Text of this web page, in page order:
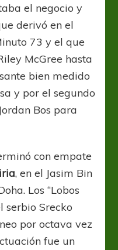
el negocio y
derivó en el
73 y el que
McGree hasta
bien medido
y por el segundo
Bos para
con empate
, en el Jasim Bin
Los “Lobos
serbio Srecko
por octava vez
fue un